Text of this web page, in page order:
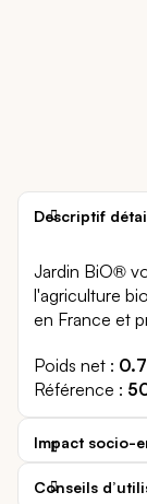
Descriptif
Jardin BiO®
l'agriculture
en France et
Poids net
Référence
Impact socio-
Conseils